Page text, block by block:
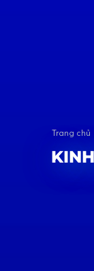
Trang chủ